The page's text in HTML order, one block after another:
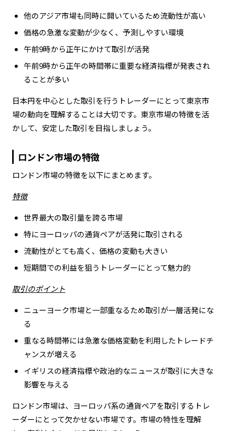
他のアジア市場も同時に開いているため流動性が高い
価格の急激な変動が少なく、予測しやすい環境
午前9時から正午にかけて取引が活発
午前9時から正午の時間帯に重要な経済指標が発表され
ることが多い
日本円を中心とした取引を行うトレーダーにとって東京市
場の動向を理解することは大切です。東京市場の特徴を活
かして、安定した取引を目指しましょう。
ロンドン市場の特徴
ロンドン市場の特徴を以下にまとめます。
特徴
世界最大の取引量を誇る市場
特にヨーロッパの通貨ペアが活発に取引される
流動性がとても高く、価格の変動も大きい
短期間での利益を狙うトレーダーにとって魅力的
取引のポイント
ニューヨーク市場と一部重なるため取引が一層活発にな
る
重なる時間帯には急激な価格変動を利用したトレードチ
ャンスが増える
イギリスの経済指標や政治的なニュースが取引に大きな
影響を与える
ロンドン市場は、ヨーロッパ系の通貨ペアを取引するトレ
ーダーにとって欠かせない市場です。市場の特性を理解